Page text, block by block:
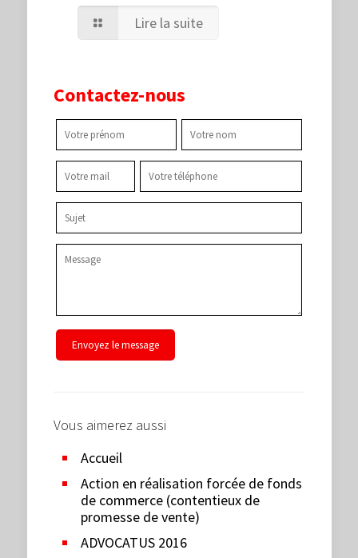
Lire la suite
Contactez-nous
Vous aimerez aussi
Accueil
Action en réalisation forcée de fonds
de commerce (contentieux de
promesse de vente)
ADVOCATUS 2016